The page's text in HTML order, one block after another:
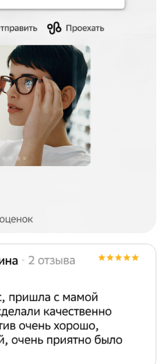
ПЕРЕД
Победы 7 кор.